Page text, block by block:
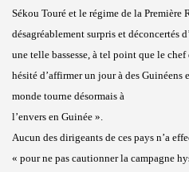
Sékou Touré et le régime de la
désagréablement surpris et déconcertés
une telle bassesse, à tel point que le
hésité d’affirmer un jour à des
monde tourne désormais à
l’envers en Guinée ».
Aucun des dirigeants de ces pays n’a
« pour ne pas cautionner la campagne